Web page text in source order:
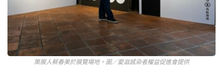
策展人蔡春美於展覽場地。圖／愛滋感染者權益促進會提供